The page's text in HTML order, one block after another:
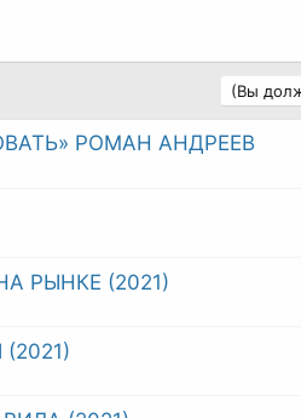
(Вы
РОМАН АНДРЕЕВ
РЫНКЕ (2021)